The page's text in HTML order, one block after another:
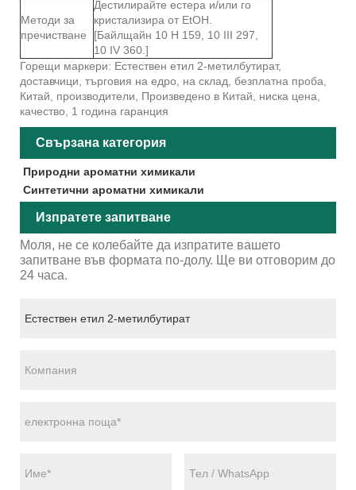
Методи за
пречистване
Дестилирайте естера и/или го
кристализира от EtOH.
[Байлщайн 10 H 159, 10 III 297,
10 IV 360.]
Горещи маркери: Естествен етил 2-метилбутират,
доставчици, търговия на едро, на склад, безплатна проба,
Китай, производители, Произведено в Китай, ниска цена,
качество, 1 година гаранция
Свързана категория
Природни ароматни химикали
Синтетични ароматни химикали
Изпратете запитване
Моля, не се колебайте да изпратите вашето
запитване във формата по-долу. Ще ви отговорим до
24 часа.